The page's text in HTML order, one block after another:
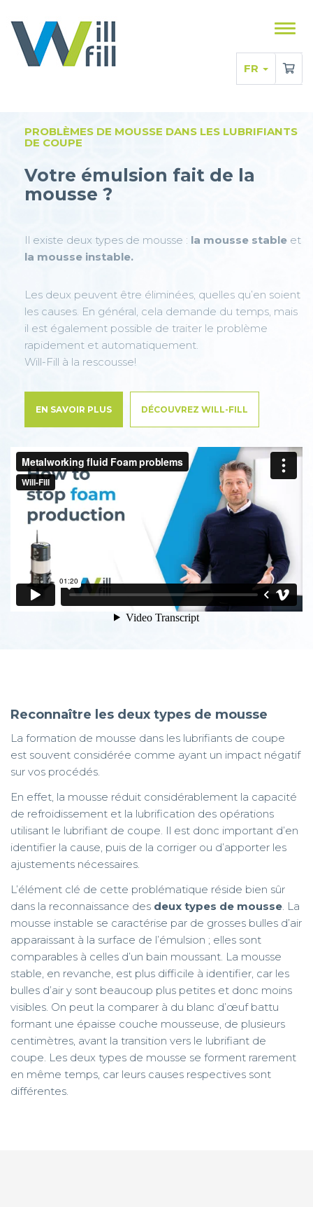
FR
PROBLÈMES DE MOUSSE DANS LES LUBRIFIANTS
DE COUPE
Votre émulsion fait de la
mousse ?
Il existe deux types de mousse : la mousse stable et
la mousse instable.
Les deux peuvent être éliminées, quelles qu’en soient
les causes. En général, cela demande du temps, mais
il est également possible de traiter le problème
rapidement et automatiquement.
Will-Fill à la rescousse!
EN SAVOIR PLUS DÉCOUVREZ WILL-FILL
Reconnaître les deux types de mousse
La formation de mousse dans les lubrifiants de coupe
est souvent considérée comme ayant un impact négatif
sur vos procédés.
En effet, la mousse réduit considérablement la capacité
de refroidissement et la lubrification des opérations
utilisant le lubrifiant de coupe. Il est donc important d’en
identifier la cause, puis de la corriger ou d’apporter les
ajustements nécessaires.
L’élément clé de cette problématique réside bien sûr
dans la reconnaissance des deux types de mousse. La
mousse instable se caractérise par de grosses bulles d’air
apparaissant à la surface de l’émulsion ; elles sont
comparables à celles d’un bain moussant. La mousse
stable, en revanche, est plus difficile à identifier, car les
bulles d’air y sont beaucoup plus petites et donc moins
visibles. On peut la comparer à du blanc d’œuf battu
formant une épaisse couche mousseuse, de plusieurs
centimètres, avant la transition vers le lubrifiant de
coupe. Les deux types de mousse se forment rarement
en même temps, car leurs causes respectives sont
différentes.